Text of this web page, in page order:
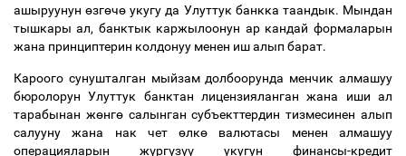
ашыруунунөзгөчө укугу да Улуттук банкка таандык. Мындан
тышкары ал, банктык каржылоонун ар кандай формаларын
жана принциптерин колдонуу менен иш алып барат.
Кароого сунушталган мыйзам долбоорунда менчик алмашуу
бюролорун Улуттук банктан лицензияланган жана иши ал
тарабынан жөнгөсалынган субъекттердин тизмесинен алып
салууну жана нак четөлкө валютасы менен алмашуу
операцияларын жүргүзүү укугун финансы-кредит